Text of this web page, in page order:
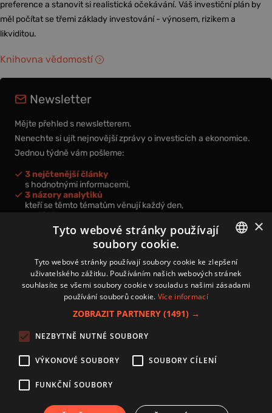
preference a stanovit si realistická očekávání. Váš investiční plán by
měl počítat se třemi základy investování - výnosem, rizikem a
likviditou.
Knihovna vědomostí
Newsletter
Mějte přehled s newsletterem.
Nenechte si ujít nejnovější zprávy o investicích a ekonomice.
Jednou týdně vám pošleme:
3 nejčtenější články
s hodnotnými informacemi,
3 názory analytiků
kteří se těmto tématům věnují každý den,
nová videa a podcasty
k prohloubení vašich znalostí.
Přihlášením k newsletteru vyjadřujete svůj souhlas spodmínkami
zpracování osobních údajů.
Zásady používání souborů cookies
Autoři
Nastavení cookies
CZECH
×
Tyto webové stránky používají
soubory cookie.
Tyto webové stránky používají soubory cookie ke zlepšení
uživatelského zážitku. Používáním našich webových stránek
souhlasíte se všemi soubory cookie v souladu s našimi zásadami
používání souborů cookie. Více informací
ZOBRAZIT PARTNERY (1491) →
NEZBYTNĚ NUTNÉ SOUBORY
VÝKONOVÉ SOUBORY SOUBORY CÍLENÍ
FUNKČNÍ SOUBORY